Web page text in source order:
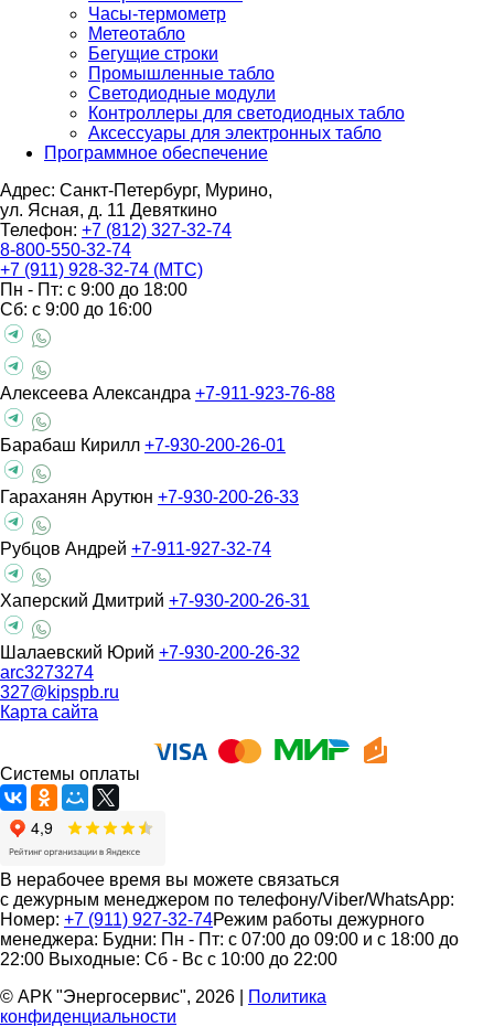
Часы-термометр
Метеотабло
Бегущие строки
Промышленные табло
Светодиодные модули
Контроллеры для светодиодных табло
Аксессуары для электронных табло
Программное обеспечение
Адрес: Санкт-Петербург, Мурино,
ул. Ясная, д. 11 Девяткино
Телефон: +7 (812) 327-32-74
8-800-550-32-74
+7 (911) 928-32-74 (МТС)
Пн - Пт: с 9:00 до 18:00
Сб: с 9:00 до 16:00
Алексеева Александра +7-911-923-76-88
Барабаш Кирилл +7-930-200-26-01
Гараханян Арутюн +7-930-200-26-33
Рубцов Андрей +7-911-927-32-74
Хаперский Дмитрий +7-930-200-26-31
Шалаевский Юрий +7-930-200-26-32
arc3273274
327@kipspb.ru
Карта сайта
Системы оплаты
В нерабочее время вы можете связаться
с дежурным менеджером по телефону/Viber/WhatsApp:
Номер: +7 (911) 927-32-74Режим работы дежурного
менеджера: Будни: Пн - Пт: с 07:00 до 09:00 и с 18:00 до
22:00 Выходные: Сб - Вс с 10:00 до 22:00
© АРК "Энергосервис", 2026
Политика
конфиденциальности